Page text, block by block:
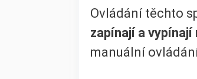
Ovládání těchto
zapínají a vypínají
manuální